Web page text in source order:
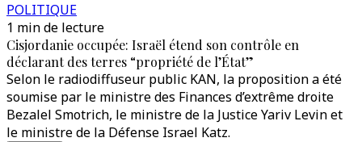
POLITIQUE
1 min de lecture
Cisjordanie occupée: Israël étend son contrôle en
déclarant des terres “propriété de l’État”
Selon le radiodiffuseur public KAN, la proposition a été
soumise par le ministre des Finances d’extrême droite
Bezalel Smotrich, le ministre de la Justice Yariv Levin et
le ministre de la Défense Israel Katz.